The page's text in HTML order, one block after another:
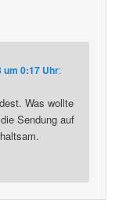
um 0:17 Uhr:
Was wollte
Sendung auf